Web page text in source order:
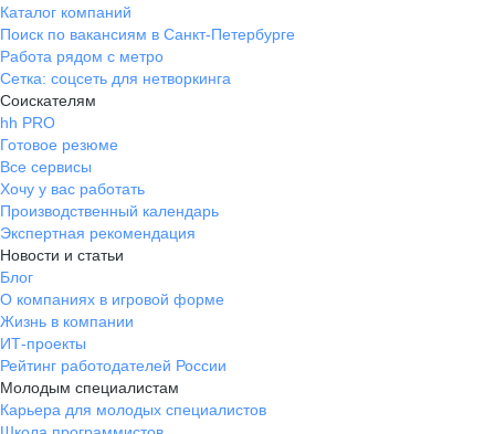
Каталог компаний
Поиск по вакансиям в Санкт-Петербурге
Работа рядом с метро
Сетка: соцсеть для нетворкинга
Соискателям
hh PRO
Готовое резюме
Все сервисы
Хочу у вас работать
Производственный календарь
Экспертная рекомендация
Новости и статьи
Блог
О компаниях в игровой форме
Жизнь в компании
ИТ-проекты
Рейтинг работодателей России
Молодым специалистам
Карьера для молодых специалистов